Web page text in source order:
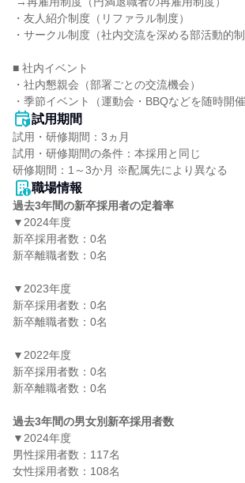
・友人紹介制度（リファラル制度）
・サークル制度（社内交流を深める部活動的制
■ 社内イベント
・社内懇親会（部署ごとの交流機会）
・季節イベント（運動会・BBQなどを随時開催
試用期間
試用・研修期間：3ヵ月
試用・研修期間の条件：本採用と同じ
職場情報
過去3年間の新卒採用者の定着率
▼2024年度
新卒採用者数：0名
新卒離職者数：0名
▼2023年度
新卒採用者数：0名
新卒離職者数：0名
▼2022年度
新卒採用者数：0名
新卒離職者数：0名
過去3年間の男女別新卒採用者数
▼2024年度
男性採用者数：117名
女性採用者数：108名